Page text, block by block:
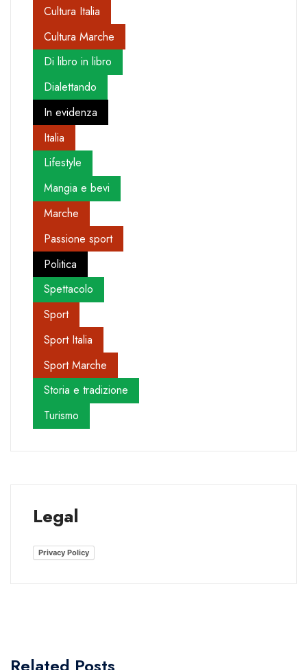
Cultura Italia
Cultura Marche
Di libro in libro
Dialettando
In evidenza
Italia
Lifestyle
Mangia e bevi
Marche
Passione sport
Politica
Spettacolo
Sport
Sport Italia
Sport Marche
Storia e tradizione
Turismo
Legal
Privacy Policy